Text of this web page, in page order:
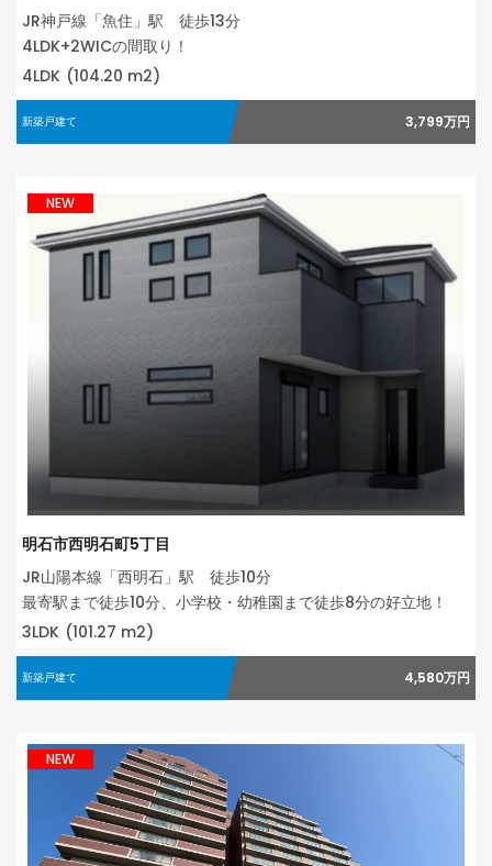
JR神戸線「魚住」駅 徒歩13分
4LDK+2WICの間取り！
4LDK (104.20 m2)
新築戸建て 3,799万円
NEW
明石市西明石町5丁目
JR山陽本線「西明石」駅 徒歩10分
最寄駅まで徒歩10分、小学校・幼稚園まで徒歩8分の好立地！
3LDK (101.27 m2)
新築戸建て 4,580万円
NEW